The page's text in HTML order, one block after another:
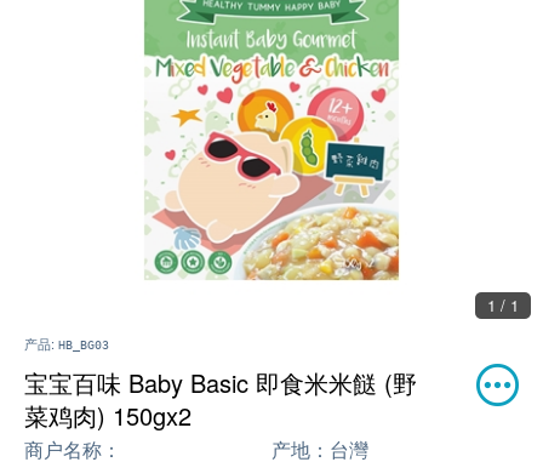
1 / 1
产品: HB_BG03
宝宝百味 Baby Basic 即食米米餸 (野
菜鸡肉) 150gx2
商户名称：
产地： 台灣